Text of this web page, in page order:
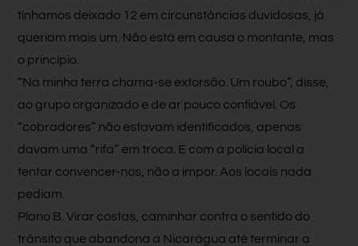
tínhamos deixado 12 em circunstâncias duvidosas, já
queriam mais um. Não está em causa o montante, mas
o princípio.
“Na minha terra chama-se extorsão. Um roubo”, disse,
ao grupo organizado e de ar pouco confiável. Os
“cobradores” não estavam identificados, apenas
davam uma “rifa” em troca. E com a polícia local a
tentar convencer-nos, não a impor. Aos locais nada
pediam.
Plano B. Virar costas, caminhar contra o sentido do
trânsito que abandona a Nicarágua até terminar a